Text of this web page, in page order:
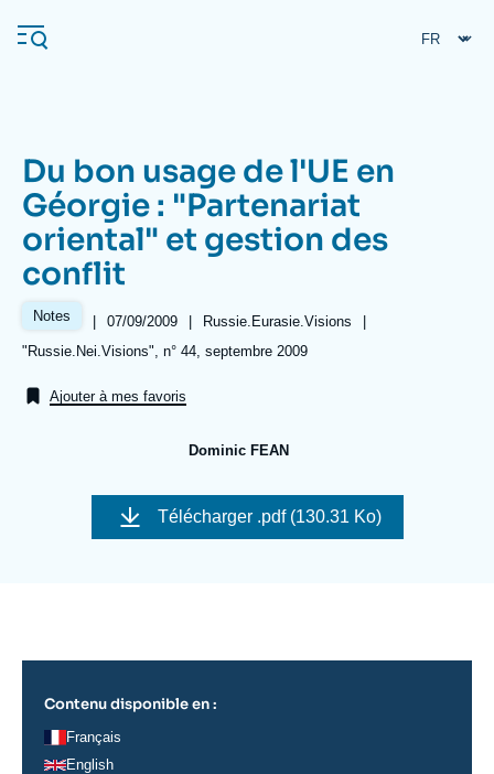
au
contenu
Navigation
principale
L'Ifri
Analyses
Événements
Se connecter
À propos de l'Ifri
L'Ifri en bref
Recherches fréquentes
Du bon usage de l'UE en
Géorgie : "Partenariat
oriental" et gestion des
conflit
Notes |
Date
de
07/09/2009 |
Référence
taxonomie
collections
Russie.Eurasie.Visions
|
Références
"Russie.Nei.Visions", n° 44, septembre 2009
Ajouter à mes favoris
Dominic FEAN
Image
couverture
Télécharger .pdf (130.31 Ko)
Contenu disponible en :
Français
English